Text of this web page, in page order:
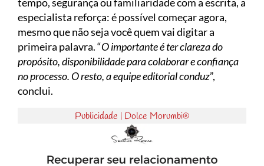
especialista reforça: é possível começar agora,
mesmo que não seja você quem vai digitar a
primeira palavra. “O importante é ter clareza do
propósito, disponibilidade para colaborar e confiança
no processo. O resto, a equipe editorial conduz”,
conclui.
Publicidade | Dolce Morumbi®